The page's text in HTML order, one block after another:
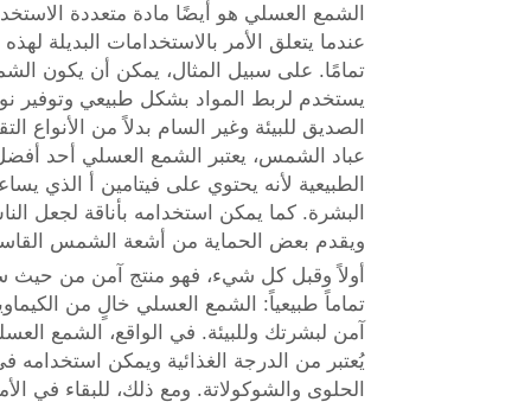
الشمع العسلي هو أيضًا مادة متعددة
عندما يتعلق الأمر بالاستخدامات البديلة لهذه
تمامًا. على سبيل المثال، يمكن أن يكون
يستخدم لربط المواد بشكل طبيعي وتوفير
الصديق للبيئة وغير السام بدلاً من الأنواع
عباد الشمس، يعتبر الشمع العسلي أحد
الطبيعية لأنه يحتوي على فيتامين أ الذي
البشرة. كما يمكن استخدامه بأناقة لجعل
ويقدم بعض الحماية من أشعة الشمس
أولاً وقبل كل شيء، فهو منتج آمن من حيث
تماماً طبيعياً: الشمع العسلي خالٍ من
آمن لبشرتك وللبيئة. في الواقع، الشمع
يُعتبر من الدرجة الغذائية ويمكن استخدامه
الحلوى والشوكولاتة. ومع ذلك، للبقاء في